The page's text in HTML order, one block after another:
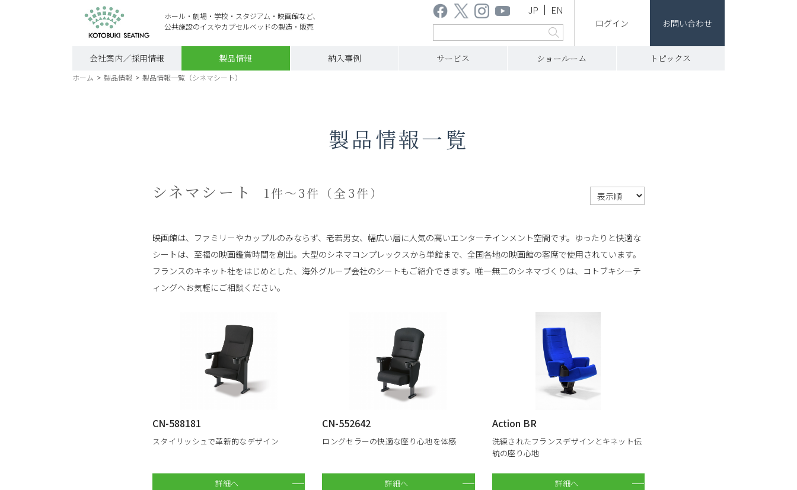
ホール・劇場・学校・スタジアム・映画館など、
公共施設のイスやカプセルベッドの製造・販売
ログイン お問い合わせ
JP EN
会社案内／採用情報 製品情報 納入事例 サービス ショールーム トピックス
ホーム > 製品情報 > 製品情報一覧（シネマシート）
製品情報一覧
シネマシート 1件～3件（全3件）
映画館は、ファミリーやカップルのみならず、老若男女、幅広い層に人気の高いエンターテインメント空間です。ゆったりと快適な
シートは、至福の映画鑑賞時間を創出。大型のシネマコンプレックスから単館まで、全国各地の映画館の客席で使用されています。
フランスのキネット社をはじめとした、海外グループ会社のシートもご紹介できます。唯一無二のシネマづくりは、コトブキシーテ
ィングへお気軽にご相談ください。
CN-588181
スタイリッシュで革新的なデザイン
詳細へ
CN-552642
ロングセラーの快適な座り心地を体感
詳細へ
Action BR
洗練されたフランスデザインとキネット伝
統の座り心地
詳細へ